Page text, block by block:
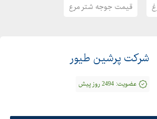
قیمت جوجه شتر مرع
شرکت پرشین طیور
عضویت: 2494 روز پیش